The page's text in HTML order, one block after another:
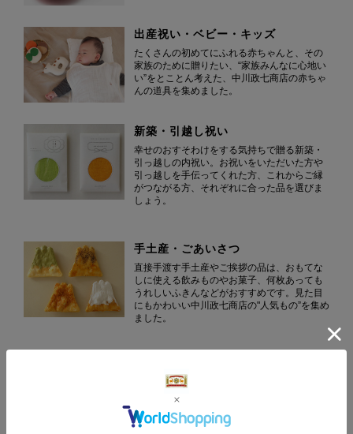
出産祝い・ベビー・キッズ
たくさんの初めてにふれる赤ちゃんと、その
家族のために贈りたい、“家族みんなに心地い
い”をとことん考えた、中川政七商店の赤ちゃ
んの道具を集めました。
新築・引越し祝い
幸せのおすそわけをする気持ちで贈る新築・
引っ越しの内祝い。お祝いをいただいた方や
引っ越しを手伝ってくれた方、これからご縁
がつながる方、それぞれに合った品を選びま
しょう。
手土産・ごあいさつ
直接手渡す手土産やご挨拶の品は、おもてな
しに使える飲みものやお菓子、何枚あっても
うれしいふきんなどがおすすめです。見た目
にもかわいい中川政七商店の"人気もの”を集め
ました。
中川政七商店を代表するアイテム、ふきんは
ちょっとした手みやげから、内祝いや御中
元・御歳暮まで幅広くお使いいただけます。